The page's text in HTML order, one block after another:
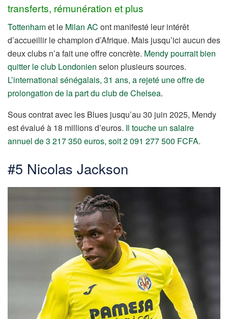
transferts, rémunération et plus
Tottenhamet le Milan AC ont manifesté leur intérêt
d’accueillir le champion d’Afrique. Mais jusqu’ici aucun des
deux clubs n’a fait une offre concrète. Mendy pourrait bien
quitter le club Londonien selon plusieurs sources.
L’international sénégalais, 31 ans, a rejeté une offre de
prolongation de la part du club de Chelsea.
Sous contrat avec les Blues jusqu’au 30 juin 2025, Mendy
est évalué à 18 millions d’euros. Il touche un salaire
annuel de 3 217 350 euros, soit 2 091 277 500 FCFA.
#5 Nicolas Jackson